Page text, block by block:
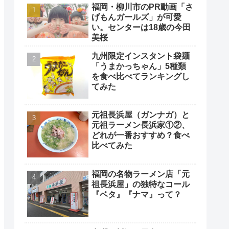
福岡・柳川市のPR動画「さ
げもんガールズ」が可愛
い。センターは18歳の今田
美桜
九州限定インスタント袋麺
「うまかっちゃん」5種類
を食べ比べてランキングし
てみた
元祖長浜屋（ガンナガ）と
元祖ラーメン長浜家①②、
どれが一番おすすめ？食べ
比べてみた
福岡の名物ラーメン店「元
祖長浜屋」の独特なコール
『ベタ』『ナマ』って？